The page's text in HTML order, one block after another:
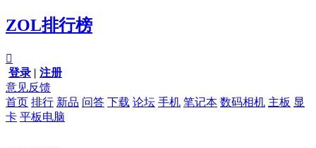
ZOL排行榜

登录 | 注册
意见反馈
首页 排行 新品 问答 下载 论坛 手机 笔记本 数码相机 主板 显
卡 平板电脑